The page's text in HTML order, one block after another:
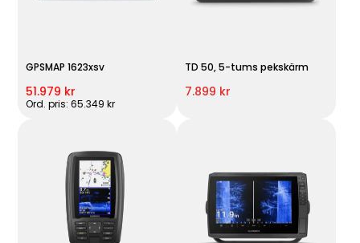
GPSMAP 1623xsv
51.979 kr
Ord. pris: 65.349 kr
TD 50, 5-tums pekskärm
7.899 kr